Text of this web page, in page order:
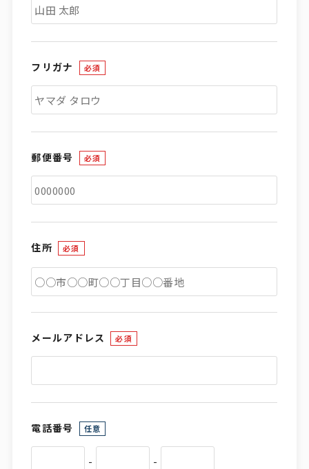
フリガナ 必須
郵便番号 必須
住所 必須
メールアドレス 必須
電話番号 任意
- -